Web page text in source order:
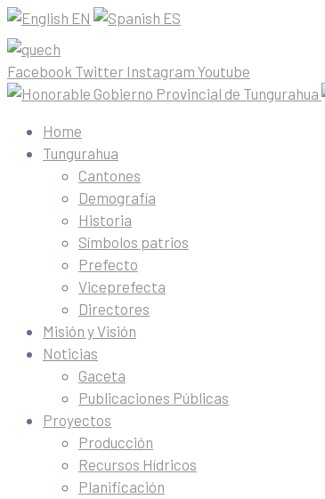
EN ES
Facebook Twitter Instagram Youtube
Home
Tungurahua
Cantones
Demografía
Historia
Símbolos patrios
Prefecto
Viceprefecta
Directores
Misión y Visión
Noticias
Gaceta
Publicaciones Públicas
Proyectos
Producción
Recursos Hídricos
Planificación